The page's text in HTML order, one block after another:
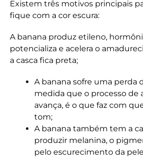
Existem três motivos principais
fique com a cor escura:
A banana produz etileno,
potencializa e acelera o
a casca fica preta;
A banana sofre uma perda
medida que o processo
avança, é o que faz com
tom;
A banana também tem a
produzir melanina, o
pelo escurecimento da